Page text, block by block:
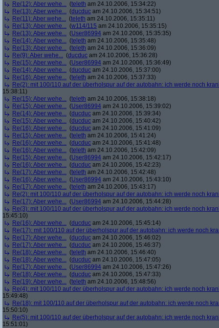
Re(12): Aber wehe... (teleth am 24.10.2006, 15:34:22)
Re(13): Aber wehe... (ducduc am 24.10.2006, 15:34:51)
Re(11): Aber wehe... (teleth am 24.10.2006, 15:35:11)
Re(13): Aber wehe... (w114/115 am 24.10.2006, 15:35:15)
Re(13): Aber wehe... (User86994 am 24.10.2006, 15:35:35)
Re(14): Aber wehe... (teleth am 24.10.2006, 15:35:48)
Re(13): Aber wehe... (teleth am 24.10.2006, 15:36:09)
Re(9): Aber wehe... (ducduc am 24.10.2006, 15:36:28)
Re(15): Aber wehe... (User86994 am 24.10.2006, 15:36:49)
Re(14): Aber wehe... (ducduc am 24.10.2006, 15:37:00)
Re(16): Aber wehe... (teleth am 24.10.2006, 15:37:33)
Re(2): mit 100/110 auf der überholspur auf der autobahn: ich werde noch
15:38:11)
Re(15): Aber wehe... (teleth am 24.10.2006, 15:38:18)
Re(15): Aber wehe... (User86994 am 24.10.2006, 15:39:02)
Re(14): Aber wehe... (ducduc am 24.10.2006, 15:39:34)
Re(15): Aber wehe... (ducduc am 24.10.2006, 15:40:42)
Re(16): Aber wehe... (ducduc am 24.10.2006, 15:41:09)
Re(15): Aber wehe... (teleth am 24.10.2006, 15:41:24)
Re(16): Aber wehe... (ducduc am 24.10.2006, 15:41:48)
Re(16): Aber wehe... (teleth am 24.10.2006, 15:42:09)
Re(15): Aber wehe... (User86994 am 24.10.2006, 15:42:17)
Re(16): Aber wehe... (ducduc am 24.10.2006, 15:42:23)
Re(17): Aber wehe... (teleth am 24.10.2006, 15:42:48)
Re(16): Aber wehe... (User86994 am 24.10.2006, 15:43:10)
Re(17): Aber wehe... (teleth am 24.10.2006, 15:43:17)
Re(2): mit 100/110 auf der überholspur auf der autobahn: ich werde noch
Re(17): Aber wehe... (User86994 am 24.10.2006, 15:44:28)
Re(3): mit 100/110 auf der überholspur auf der autobahn: ich werde noch
15:45:10)
Re(16): Aber wehe... (ducduc am 24.10.2006, 15:45:14)
Re(17): mit 100/110 auf der überholspur auf der autobahn: ich werde noch
Re(17): Aber wehe... (ducduc am 24.10.2006, 15:46:02)
Re(17): Aber wehe... (ducduc am 24.10.2006, 15:46:37)
Re(18): Aber wehe... (teleth am 24.10.2006, 15:46:40)
Re(18): Aber wehe... (ducduc am 24.10.2006, 15:47:05)
Re(17): Aber wehe... (User86994 am 24.10.2006, 15:47:26)
Re(18): Aber wehe... (ducduc am 24.10.2006, 15:47:33)
Re(19): Aber wehe... (teleth am 24.10.2006, 15:48:56)
Re(4): mit 100/110 auf der überholspur auf der autobahn: ich werde noch
15:49:48)
Re(18): mit 100/110 auf der überholspur auf der autobahn: ich werde noch
15:50:10)
Re(5): mit 100/110 auf der überholspur auf der autobahn: ich werde noch
15:51:01)